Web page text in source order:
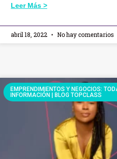
Leer Más >
abril 18, 2022 No hay comentarios
EMPRENDIMIENTOS Y NEGOCIOS:
INFORMACIÓN | BLOG TOPCLASS